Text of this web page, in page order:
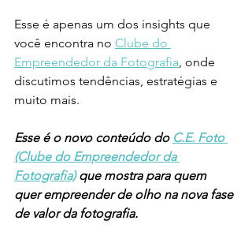
Esse é apenas um dos insights que
você encontra no Clube do
Empreendedor da Fotografia, onde
discutimos tendências, estratégias e
muito mais.
Esse é o novo conteúdo do C.E. Foto
(Clube do Empreendedor da
Fotografia) que mostra para quem
quer empreender de olho na nova fase
de valor da fotografia.